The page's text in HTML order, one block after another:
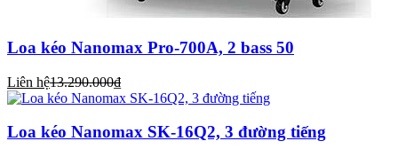
Loa kéo Nanomax Pro-700A, 2 bass 50
Liên hệ13.290.000₫
Loa kéo Nanomax SK-16Q2, 3 đường tiếng